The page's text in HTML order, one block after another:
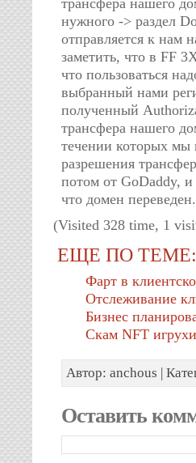
трансфера нашего
нужного -> раздел
отправляется к нам
заметить, что в FF
что пользоваться
выбранный нами
полученный
трансфера нашего
течении которых мы
разрешения
потом от GoDaddy, и
что домен переведен.
(Visited 328 time, 1
ЕЩЕ ПО ТЕМЕ:
Фарт в
Отслеживание
Бизнес
Скам NFT
Автор: anchous |
Оставить